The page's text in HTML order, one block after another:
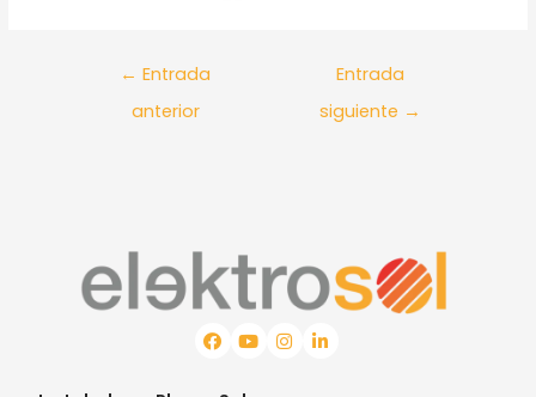
← Entrada
anterior
Entrada
siguiente →